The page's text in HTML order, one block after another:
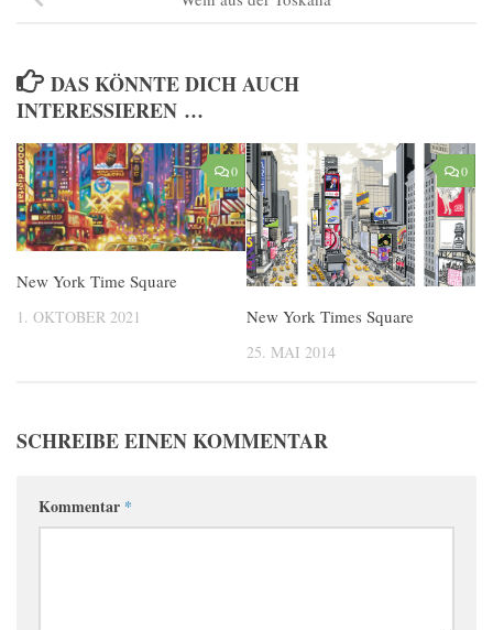
DAS KÖNNTE DICH AUCH
INTERESSIEREN …
0
New York Time Square
1. OKTOBER 2021
0
New York Times Square
25. MAI 2014
SCHREIBE EINEN KOMMENTAR
Kommentar *